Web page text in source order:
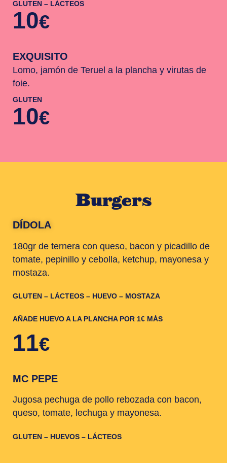
GLUTEN – LÁCTEOS
10€
EXQUISITO
Lomo, jamón de Teruel a la plancha y virutas de
foie.
GLUTEN
10€
Burgers
DÍDOLA
180gr de ternera con queso, bacon y picadillo de
tomate, pepinillo y cebolla, ketchup, mayonesa y
mostaza.
GLUTEN – LÁCTEOS – HUEVO – MOSTAZA
AÑADE HUEVO A LA PLANCHA POR 1€ MÁS
11€
MC PEPE
Jugosa pechuga de pollo rebozada con bacon,
queso, tomate, lechuga y mayonesa.
GLUTEN – HUEVOS – LÁCTEOS